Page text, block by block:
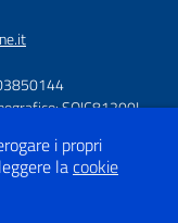
SOIC81200L
by
Designers Italia
i propri
lacookie